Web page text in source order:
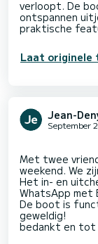
verloopt. De
ontspannen
Laat originele
Jean-
September
Met twee
weekend. We
Het in- en
WhatsApp met
De boot is
geweldig!